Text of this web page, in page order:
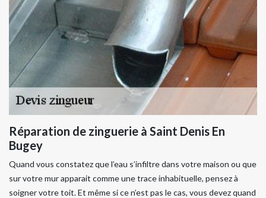
Réparation de zinguerie à Saint Denis En
Bugey
Quand vous constatez que l’eau s’infiltre dans votre maison ou que
sur votre mur apparait comme une trace inhabituelle, pensez à
soigner votre toit. Et même si ce n’est pas le cas, vous devez quand